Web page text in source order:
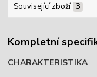
Související zboží 3
Kompletní
CHARAKTERISTIKA